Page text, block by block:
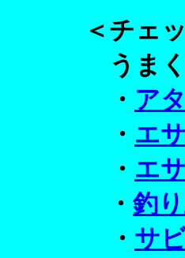
＜チェッ
うまくい
・ ア
・ エ
・ エ
・釣
・ サ